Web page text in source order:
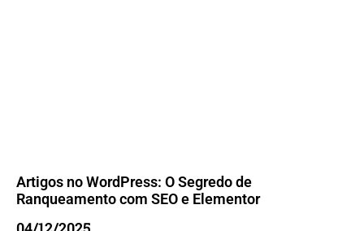
Artigos no WordPress: O Segredo de
Ranqueamento com SEO e Elementor